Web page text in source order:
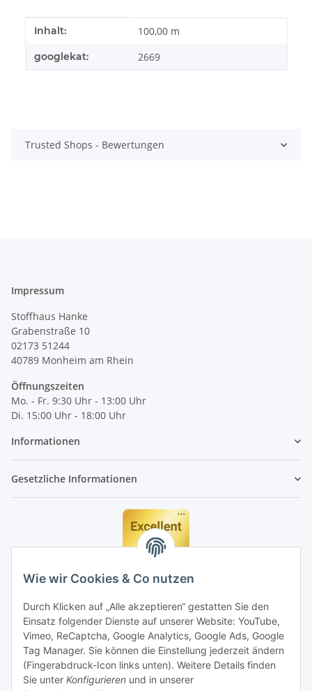
Wie wir Cookies & Co nutzen
Durch Klicken auf „Alle akzeptieren“ gestatten Sie den
Einsatz folgender Dienste auf unserer Website: YouTube,
Vimeo, ReCaptcha, Google Analytics, Google Ads, Google
Tag Manager. Sie können die Einstellung jederzeit ändern
(Fingerabdruck-Icon links unten). Weitere Details finden
Sie unter Konfigurieren und in unserer
Produkteigenschaft
Wert
Inhalt: 100,00 m
googlekat: 2669
Trusted Shops - Bewertungen
Impressum
Stoffhaus Hanke
Grabenstraße 10
02173 51244
40789 Monheim am Rhein
Öffnungszeiten
Mo. - Fr. 9:30 Uhr - 13:00 Uhr
Di. 15:00 Uhr - 18:00 Uhr
Informationen
Gesetzliche Informationen